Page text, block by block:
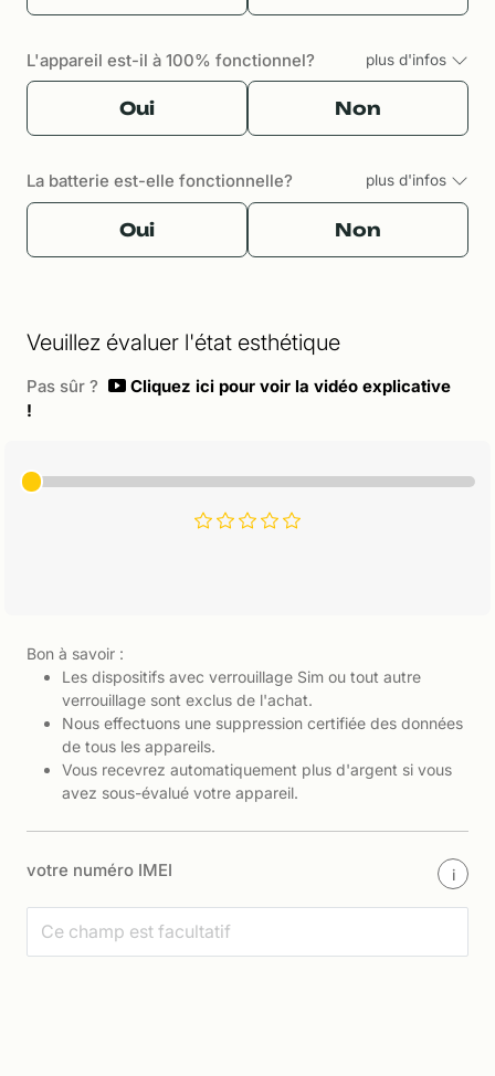
L'appareil est-il à 100% fonctionnel? plus d'infos
Oui Non
La batterie est-elle fonctionnelle? plus d'infos
Oui Non
Veuillez évaluer l'état esthétique
Pas sûr ?
Cliquez ici pour voir la vidéo explicative
!
Bon à savoir :
Les dispositifs avec verrouillage Sim ou tout autre
verrouillage sont exclus de l'achat.
Nous effectuons une suppression certifiée des données
de tous les appareils.
Vous recevrez automatiquement plus d'argent si vous
avez sous-évalué votre appareil.
votre numéro IMEI i